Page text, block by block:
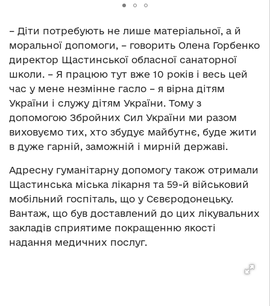
– Діти потребують не лише матеріальної, а й
моральної допомоги, – говорить Олена Горбенко
директор Щастинської обласної санаторної
школи. – Я працюю тут вже 10 років і весь цей
час у мене незмінне гасло – я вірна дітям
України і служу дітям України. Тому з
допомогою Збройних Сил України ми разом
виховуємо тих, хто збудує майбутнє, буде жити
в дуже гарній, заможній і мирній державі.
Адресну гуманітарну допомогу також отримали
Щастинська міська лікарня та 59-й військовий
мобільний госпіталь, що у Сєвєродонецьку.
Вантаж, що був доставлений до цих лікувальних
закладів сприятиме покращенню якості
надання медичних послуг.